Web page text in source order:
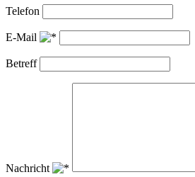
Telefon
E-Mail
Betreff
Nachricht